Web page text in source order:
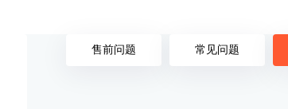
售前问题 常见问题